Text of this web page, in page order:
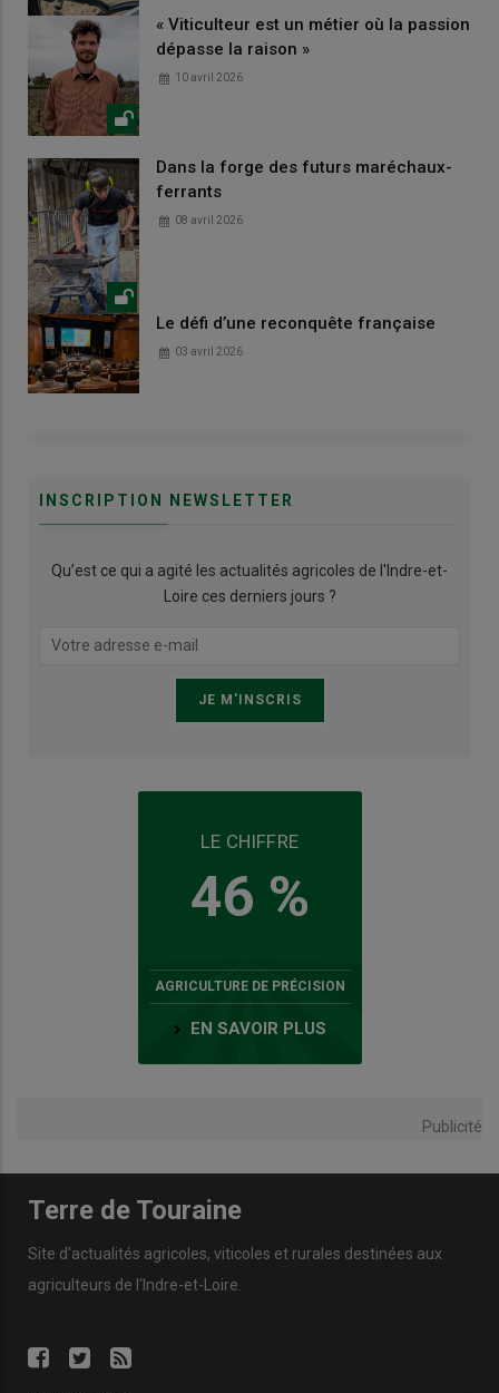
« Viticulteur est un métier où la passion
dépasse la raison »
10 avril 2026
Dans la forge des futurs maréchaux-
ferrants
08 avril 2026
Le défi d’une reconquête française
03 avril 2026
INSCRIPTION NEWSLETTER
Qu’est ce qui a agité les actualités agricoles de l'Indre-et-
Loire ces derniers jours ?
LE CHIFFRE
46 %
AGRICULTURE DE PRÉCISION
EN SAVOIR PLUS
Publicité
Terre de Touraine
Site d'actualités agricoles, viticoles et rurales destinées aux
agriculteurs de l'Indre-et-Loire.